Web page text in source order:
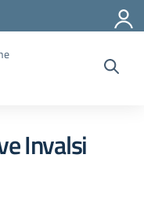
Invalsi